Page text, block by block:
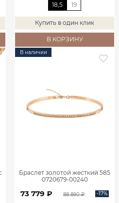
18,5
19
Купить в один клик
В КОРЗИНУ
В наличии
Браслет золотой жесткий 585
0720679-00240
73 779 ₽ 88 890 ₽ -17%